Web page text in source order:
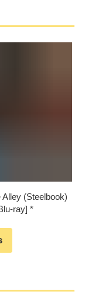
Alley (Steelbook)
ray]